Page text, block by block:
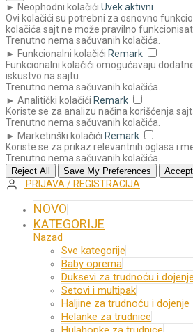
► Neophodni kolačići Uvek aktivni
Ovi kolačići su potrebni za osnovno
kolačića sajt ne može pravilno
Trenutno nema sačuvanih kolačića.
► Funkcionalni kolačići Remark
Funkcionalni kolačići omogućavaju
iskustvo na sajtu.
Trenutno nema sačuvanih kolačića.
► Analitički kolačići Remark
Koriste se za analizu načina korišćenja
Trenutno nema sačuvanih kolačića.
► Marketinški kolačići Remark
Koriste se za prikaz relevantnih oglasa i
Trenutno nema sačuvanih kolačića.
Reject All Save My Preferences Accept
PRIJAVA / REGISTRACIJA
NOVO
KATEGORIJE
Nazad
Sve kategorije
Baby oprema
Duksevi za trudnoću i dojenje
Setovi i multipak
Haljine za trudnoću i dojenje
Helanke za trudnice